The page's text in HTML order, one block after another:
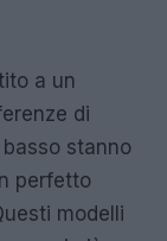
a un
di
stanno
perfetto
modelli